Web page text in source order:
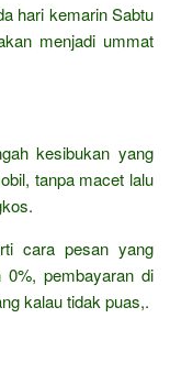
hari kemarin Sabtu
menjadi ummat
kesibukan yang
tanpa macet lalu
cara pesan yang
0%, pembayaran di
kalau tidak puas,.